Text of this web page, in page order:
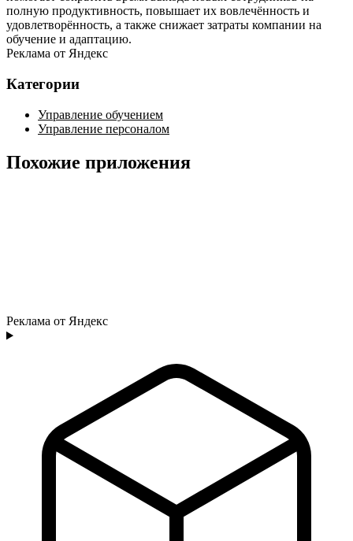
полную продуктивность, повышает их вовлечённость и
удовлетворённость, а также снижает затраты компании на
обучение и адаптацию.
Реклама от Яндекс
Категории
Управление обучением
Управление персоналом
Похожие приложения
Реклама от Яндекс